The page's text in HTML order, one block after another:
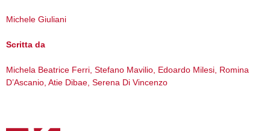
Michele Giuliani
Scritta da
Michela Beatrice Ferri, Stefano Mavilio, Edoardo Milesi, Romina
D’Ascanio, Atie Dibae, Serena Di Vincenzo